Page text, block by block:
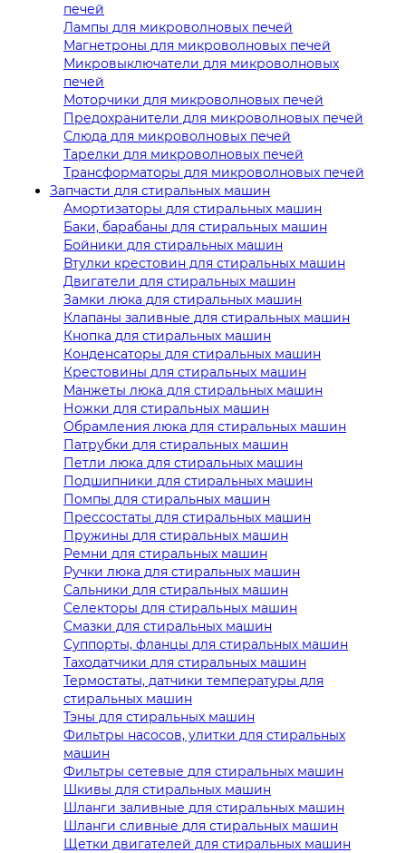
печей
Лампы для микроволновых печей
Магнетроны для микроволновых печей
Микровыключатели для микроволновых
печей
Моторчики для микроволновых печей
Предохранители для микроволновых печей
Слюда для микроволновых печей
Тарелки для микроволновых печей
Трансформаторы для микроволновых печей
Запчасти для стиральных машин
Амортизаторы для стиральных машин
Баки, барабаны для стиральных машин
Бойники для стиральных машин
Втулки крестовин для стиральных машин
Двигатели для стиральных машин
Замки люка для стиральных машин
Клапаны заливные для стиральных машин
Кнопка для стиральных машин
Конденсаторы для стиральных машин
Крестовины для стиральных машин
Манжеты люка для стиральных машин
Ножки для стиральных машин
Обрамления люка для стиральных машин
Патрубки для стиральных машин
Петли люка для стиральных машин
Подшипники для стиральных машин
Помпы для стиральных машин
Прессостаты для стиральных машин
Пружины для стиральных машин
Ремни для стиральных машин
Ручки люка для стиральных машин
Сальники для стиральных машин
Селекторы для стиральных машин
Смазки для стиральных машин
Суппорты, фланцы для стиральных машин
Таходатчики для стиральных машин
Термостаты, датчики температуры для
стиральных машин
Тэны для стиральных машин
Фильтры насосов, улитки для стиральных
машин
Фильтры сетевые для стиральных машин
Шкивы для стиральных машин
Шланги заливные для стиральных машин
Шланги сливные для стиральных машин
Щетки двигателей для стиральных машин